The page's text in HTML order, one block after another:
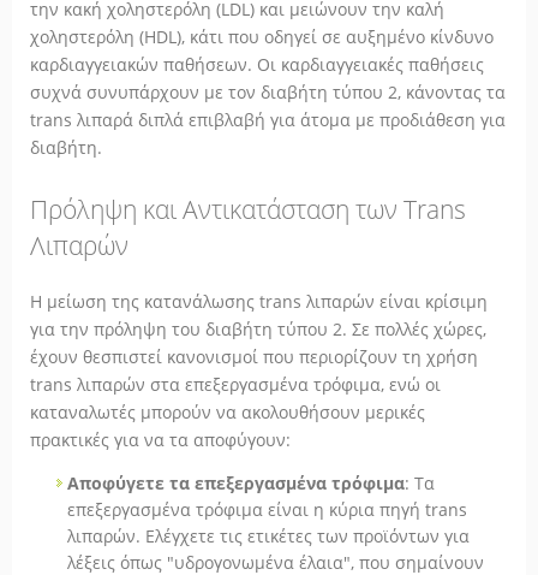
την κακή χοληστερόλη (LDL) και μειώνουν την καλή
χοληστερόλη (HDL), κάτι που οδηγεί σε αυξημένο κίνδυνο
καρδιαγγειακών παθήσεων. Οι καρδιαγγειακές παθήσεις
συχνά συνυπάρχουν με τον διαβήτη τύπου 2, κάνοντας τα
trans λιπαρά διπλά επιβλαβή για άτομα με προδιάθεση για
διαβήτη.
Πρόληψη και Αντικατάσταση των Trans
Λιπαρών
Η μείωση της κατανάλωσης trans λιπαρών είναι κρίσιμη
για την πρόληψη του διαβήτη τύπου 2. Σε πολλές χώρες,
έχουν θεσπιστεί κανονισμοί που περιορίζουν τη χρήση
trans λιπαρών στα επεξεργασμένα τρόφιμα, ενώ οι
καταναλωτές μπορούν να ακολουθήσουν μερικές
πρακτικές για να τα αποφύγουν:
Αποφύγετε τα επεξεργασμένα τρόφιμα: Τα
επεξεργασμένα τρόφιμα είναι η κύρια πηγή trans
λιπαρών. Ελέγχετε τις ετικέτες των προϊόντων για
λέξεις όπως "υδρογονωμένα έλαια", που σημαίνουν